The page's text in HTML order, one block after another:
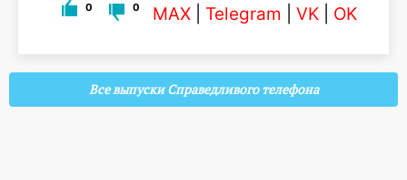
0 0 MAX Telegram VK OK
Все выпуски Справедливого телефона